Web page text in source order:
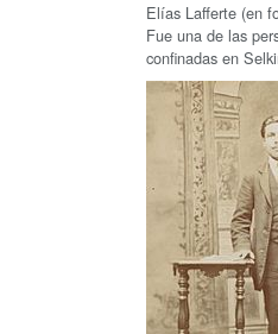
Elías Lafferte (en
Fue una de las
confinadas en